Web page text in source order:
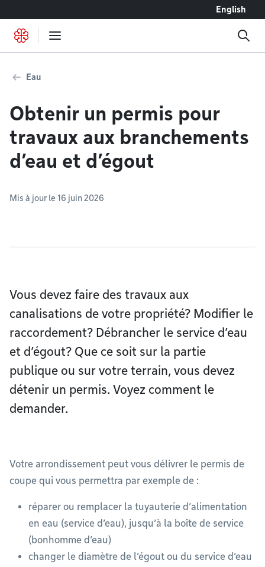
English
Eau
Obtenir un permis pour
travaux aux branchements
d’eau et d’égout
Mis à jour le 16 juin 2026
Vous devez faire des travaux aux
canalisations de votre propriété? Modifier le
raccordement? Débrancher le service d’eau
et d’égout? Que ce soit sur la partie
publique ou sur votre terrain, vous devez
détenir un permis. Voyez comment le
demander.
Votre arrondissement peut vous délivrer le permis de
coupe qui vous permettra par exemple de :
réparer ou remplacer la tuyauterie d’alimentation
en eau (service d’eau), jusqu’à la boîte de service
(bonhomme d’eau)
changer le diamètre de l’égout ou du service d’eau